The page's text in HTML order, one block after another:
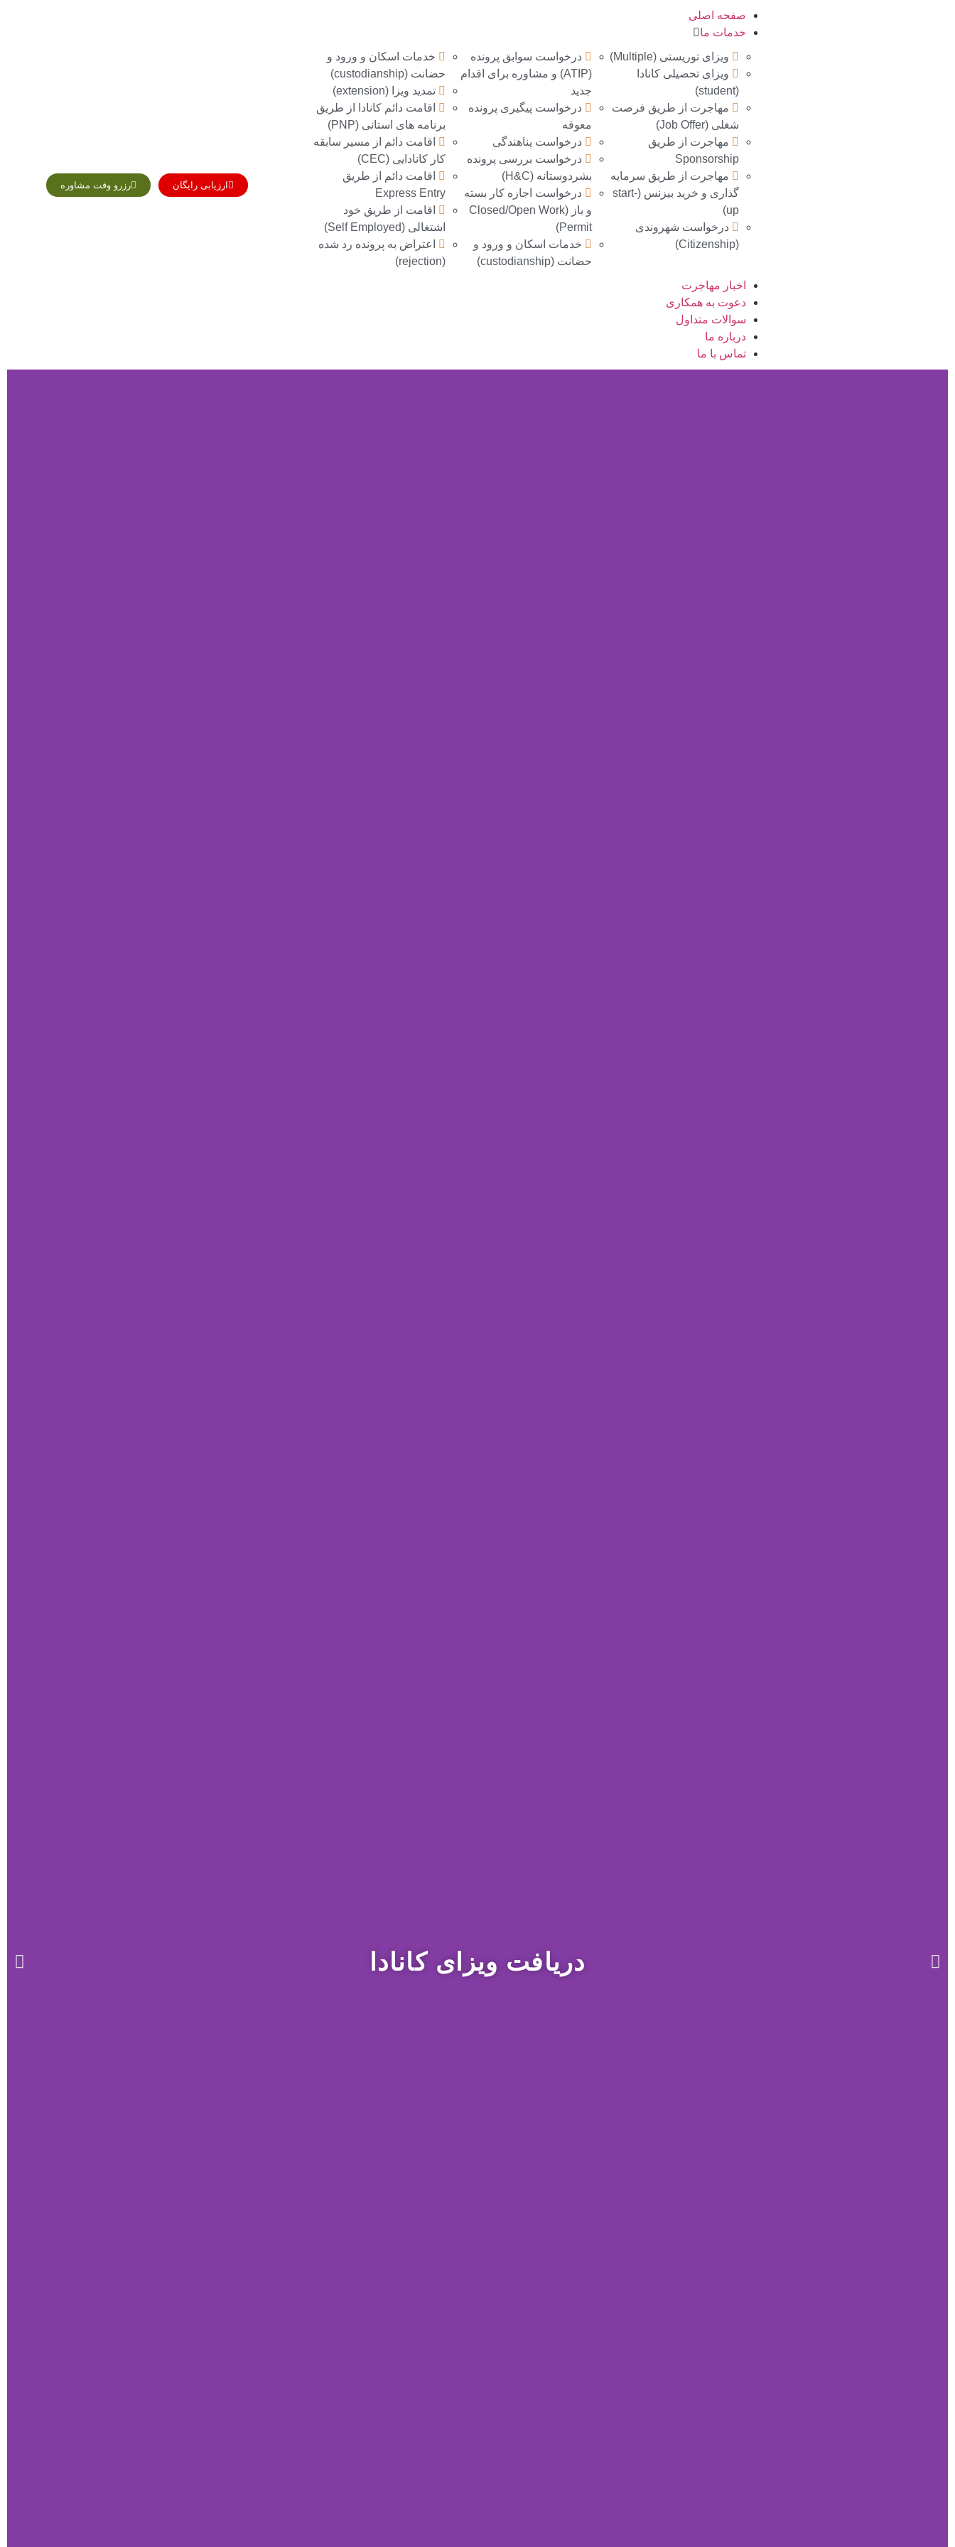
صفحه اصلی
خدمات ما
ویزای توریستی (Multiple)
ویزای تحصیلی کانادا
(student)
مهاجرت از طریق فرصت
شغلی (Job Offer)
مهاجرت از طریق
Sponsorship
مهاجرت از طريق سرمايه
گذاری و خريد بيزنس (start-
up)
درخواست شهروندی
(Citizenship)
درخواست سوابق پرونده
(ATIP) و مشاوره برای اقدام
جدید
درخواست پیگیری پرونده
معوقه
درخواست پناهندگی
درخواست بررسی پرونده
بشردوستانه (H&C)
درخواست اجازه کار بسته
و باز (Closed/Open Work
Permit)
خدمات اسکان و ورود و
حضانت (custodianship)
خدمات اسکان و ورود و
حضانت (custodianship)
تمدید ویزا (extension)
اقامت دائم كانادا از طريق
برنامه های استانی (PNP)
اقامت دائم از مسیر سابقه
کار کانادایی (CEC)
اقامت دائم از طریق
Express Entry
اقامت از طریق خود
اشتغالی (Self Employed)
اعتراض به پرونده رد شده
(rejection)
اخبار مهاجرت
دعوت به همکاری
سوالات متداول
درباره ما
تماس با ما
ارزیابی رایگان رزرو وقت مشاوره
دریافت ویزای کانادا